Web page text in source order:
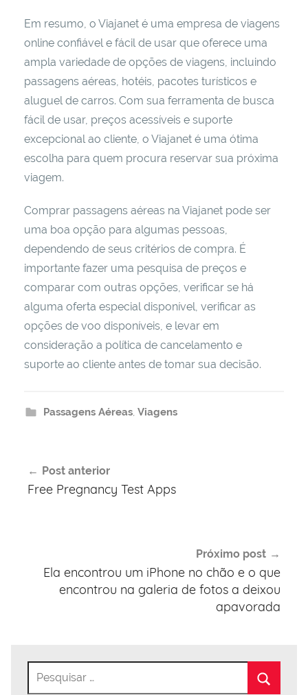
Em resumo, o Viajanet é uma empresa de viagens
online confiável e fácil de usar que oferece uma
ampla variedade de opções de viagens, incluindo
passagens aéreas, hotéis, pacotes turísticos e
aluguel de carros. Com sua ferramenta de busca
fácil de usar, preços acessíveis e suporte
excepcional ao cliente, o Viajanet é uma ótima
escolha para quem procura reservar sua próxima
viagem.
Comprar passagens aéreas na Viajanet pode ser
uma boa opção para algumas pessoas,
dependendo de seus critérios de compra. É
importante fazer uma pesquisa de preços e
comparar com outras opções, verificar se há
alguma oferta especial disponível, verificar as
opções de voo disponíveis, e levar em
consideração a política de cancelamento e
suporte ao cliente antes de tomar sua decisão.
Passagens Aéreas, Viagens
de
Post anterior
Free Pregnancy Test Apps
Próximo post
Ela encontrou um iPhone no chão e o que
encontrou na galeria de fotos a deixou
apavorada